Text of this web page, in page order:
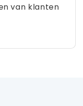
van klanten